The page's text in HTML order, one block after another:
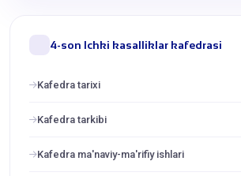
4-son Ichki kasalliklar kafedrasi
Kafedra tarixi
Kafedra tarkibi
Kafedra ma'naviy-ma'rifiy ishlari